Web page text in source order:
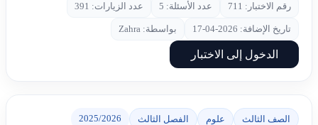
رقم الاختبار: 711 عدد الأسئلة: 5 عدد الزيارات: 391
تاريخ الإضافة: 2026-04-17 بواسطة: Zahra
الدخول إلى الاختبار
الصف الثالث علوم الفصل الثالث 2025/2026